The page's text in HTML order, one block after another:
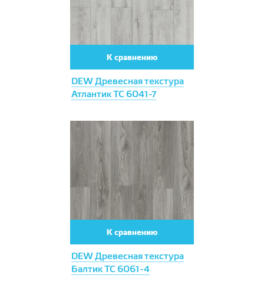
DEW Древесная текстура
Атлантик ТС 6041-7
К сравнению
DEW Древесная текстура
Балтик ТС 6061-4
К сравнению